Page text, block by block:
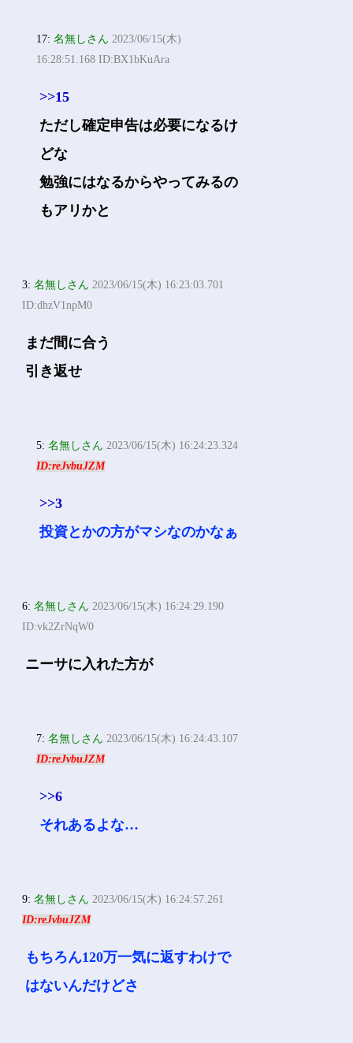
17:名無しさん 2023/06/15(木)
16:28:51.168 ID:BX1bKuAra
>>15
ただし確定申告は必要になるけ
どな
勉強にはなるからやってみるの
もアリかと
3:名無しさん 2023/06/15(木) 16:23:03.701
ID:dhzV1npM0
まだ間に合う
引き返せ
5:名無しさん 2023/06/15(木) 16:24:23.324
ID:reJvbuJZM
>>3
投資とかの方がマシなのかなぁ
6:名無しさん 2023/06/15(木) 16:24:29.190
ID:vk2ZrNqW0
ニーサに入れた方が
7:名無しさん 2023/06/15(木) 16:24:43.107
ID:reJvbuJZM
>>6
それあるよな…
9:名無しさん 2023/06/15(木) 16:24:57.261
ID:reJvbuJZM
もちろん120万一気に返すわけで
はないんだけどさ